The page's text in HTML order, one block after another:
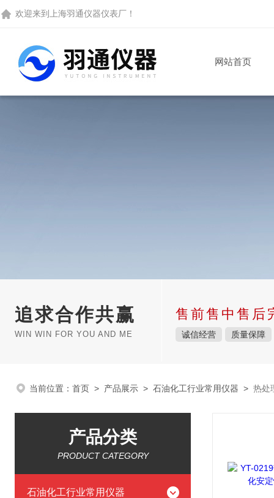
欢迎来到 上海羽通仪器仪表厂 ！
网站首页
追求合作共赢
WIN WIN FOR YOU AND ME
售前售中售后
诚信经营 质量保障
当前位置： 首页 > 产品展示 > 石油化工行业常用仪器 > 热处
产品分类
PRODUCT CATEGORY
石油化工行业常用仪器